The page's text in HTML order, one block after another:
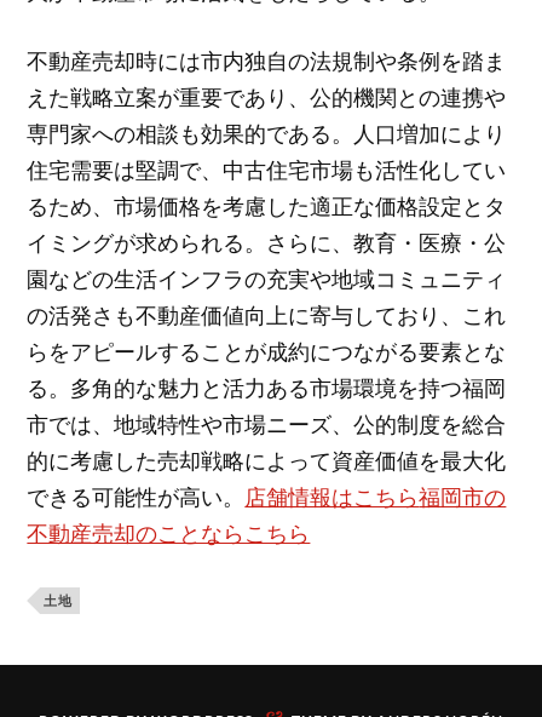
不動産売却時には市内独自の法規制や条例を踏ま
えた戦略立案が重要であり、公的機関との連携や
専門家への相談も効果的である。人口増加により
住宅需要は堅調で、中古住宅市場も活性化してい
るため、市場価格を考慮した適正な価格設定とタ
イミングが求められる。さらに、教育・医療・公
園などの生活インフラの充実や地域コミュニティ
の活発さも不動産価値向上に寄与しており、これ
らをアピールすることが成約につながる要素とな
る。多角的な魅力と活力ある市場環境を持つ福岡
市では、地域特性や市場ニーズ、公的制度を総合
的に考慮した売却戦略によって資産価値を最大化
できる可能性が高い。 店舗情報はこちら福岡市の
不動産売却のことならこちら
土地